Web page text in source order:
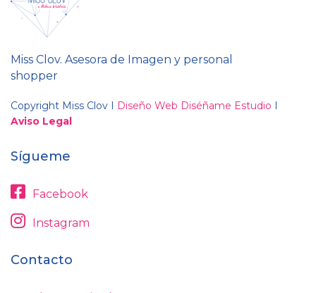
Miss Clov. Asesora de Imagen y personal
shopper
Copyright Miss Clov I Diseño Web Diséñame Estudio I
Aviso Legal
Sígueme
Facebook
Instagram
Contacto